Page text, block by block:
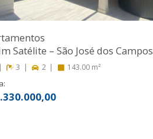
Satélite – São José dos Campos
3 2 143.00 m²